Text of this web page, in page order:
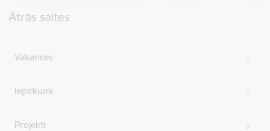
Ātrās saites
Vakances
Iepirkumi
Projekti